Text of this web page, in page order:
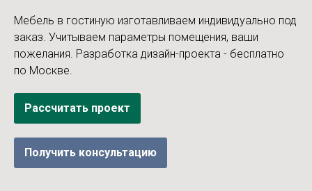
Мебель в гостиную изготавливаем индивидуально под
заказ. Учитываем параметры помещения, ваши
пожелания. Разработка дизайн-проекта - бесплатно
по Москве.
Рассчитать проект
Получить консультацию